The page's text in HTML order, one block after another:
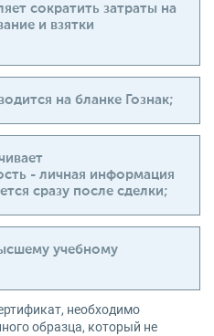
сократить затраты на
и взятки
на бланке Гознак;
- личная информация
сразу после сделки;
учебному
необходимо
образца, который не